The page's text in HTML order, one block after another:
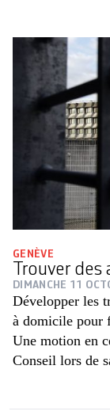
GENÈVE
Trouver
DIMANCHE 11
Développer les
à domicile pour
Une motion en
Conseil lors de